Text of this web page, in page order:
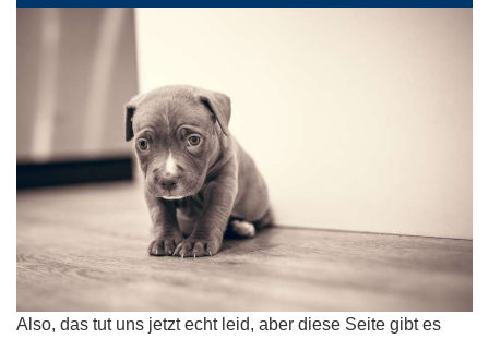
Also, das tut uns jetzt echt leid, aber diese Seite gibt es